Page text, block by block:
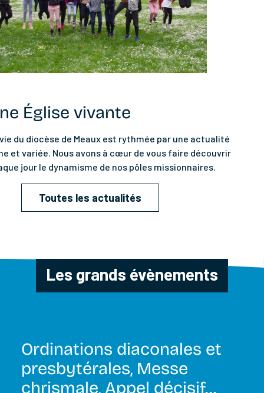
Église vivante
du diocèse de Meaux est rythmée par une actualité
et variée. Nous avons à cœur de vous faire découvrir
jour le dynamisme de nos pôles missionnaires.
Toutes les actualités
Les grands évènements
Ordinations diaconales et
presbytérales, Messe
chrismale, Appel décisif…